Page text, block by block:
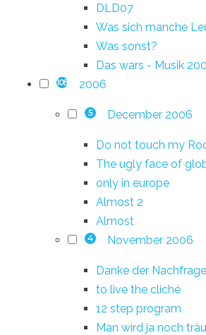
DLD07
Was sich manche
Was sonst?
Das wars - Musik
108 2006
5 December 2006
Do not touch my
The ugly face of
only in europe
Almost 2
Almost
4 November 2006
Danke der Nachfrage
to live the cliché
12 step program
Man wird ja noch